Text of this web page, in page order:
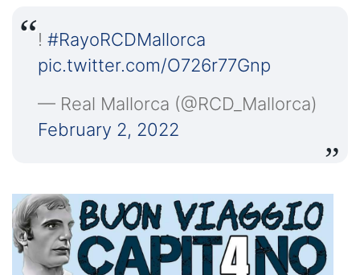
! #RayoRCDMallorca
pic.twitter.com/O726r77Gnp
— Real Mallorca (@RCD_Mallorca)
February 2, 2022